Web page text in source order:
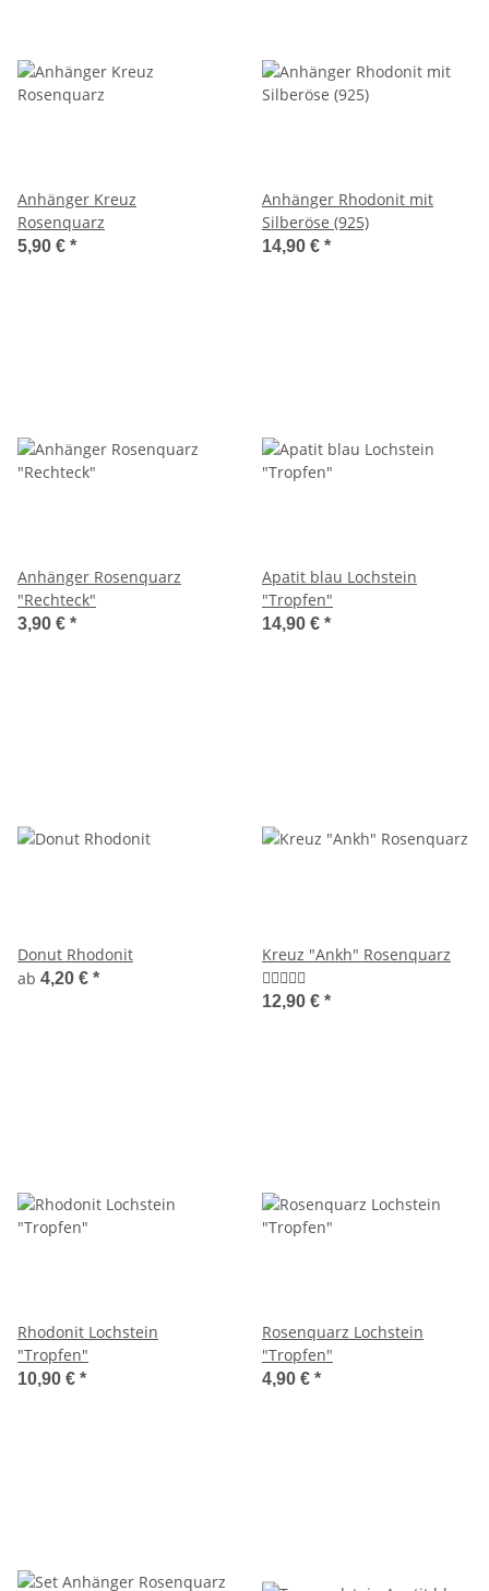
Anhänger Kreuz
Rosenquarz
5,90 € *
Anhänger Rhodonit mit
Silberöse (925)
14,90 € *
Anhänger Rosenquarz
"Rechteck"
3,90 € *
Apatit blau Lochstein
"Tropfen"
14,90 € *
Donut Rhodonit
ab 4,20 € *
Kreuz "Ankh" Rosenquarz
12,90 € *
Rhodonit Lochstein
"Tropfen"
10,90 € *
Rosenquarz Lochstein
"Tropfen"
4,90 € *